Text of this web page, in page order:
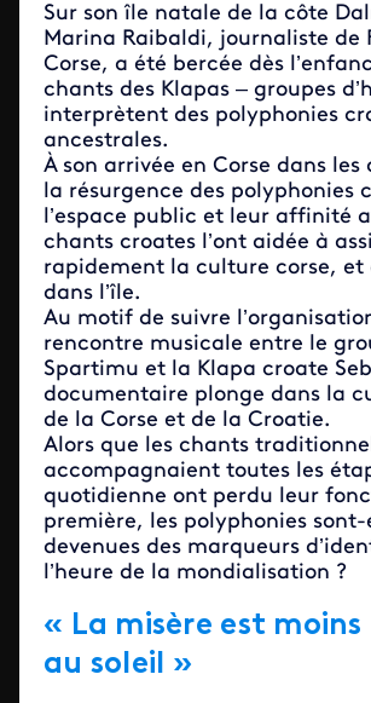
Sur son île natale de la côte
Marina Raibaldi, journaliste de
Corse, a été bercée dès
chants des Klapas – groupes
interprètent des polyphonies
ancestrales.
À son arrivée en Corse dans les
la résurgence des polyphonies
l’espace public et leur affinité
chants croates l’ont aidée à
rapidement la culture corse, et
dans l’île.
Au motif de suivre
rencontre musicale entre le
Spartimu et la Klapa croate
documentaire plonge dans la
de la Corse et de la Croatie.
Alors que les chants
accompagnaient toutes les
quotidienne ont perdu leur
première, les polyphonies sont-
devenues des marqueurs
l’heure de la mondialisation ?
« La misère est
au soleil »